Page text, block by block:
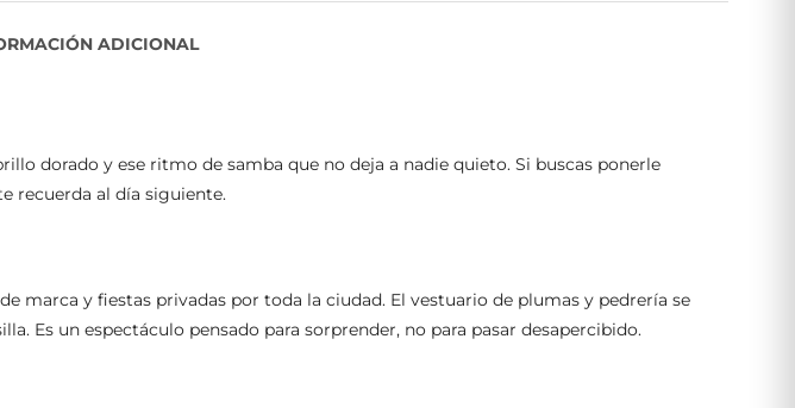
ADICIONAL
dorado y ese ritmo de samba que no deja a nadie quieto. Si buscas ponerle
recuerda al día siguiente.
marca y fiestas privadas por toda la ciudad. El vestuario de plumas y pedrería se
Es un espectáculo pensado para sorprender, no para pasar desapercibido.